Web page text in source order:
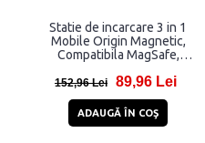
Statie de incarcare 3 in 1
Mobile Origin Magnetic,
Compatibila MagSafe,
Cablu USB-C inclus, Negru
152,96 Lei 89,96 Lei
ADAUGĂ ÎN COŞ